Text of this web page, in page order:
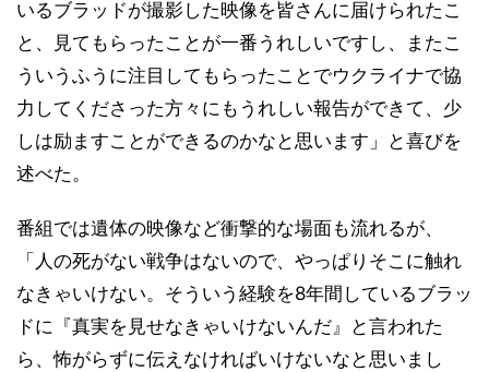
いるブラッドが撮影した映像を皆さんに届けられたこ
と、見てもらったことが一番うれしいですし、またこ
ういうふうに注目してもらったことでウクライナで協
力してくださった方々にもうれしい報告ができて、少
しは励ますことができるのかなと思います」と喜びを
述べた。
番組では遺体の映像など衝撃的な場面も流れるが、
「人の死がない戦争はないので、やっぱりそこに触れ
なきゃいけない。そういう経験を8年間しているブラッ
ドに『真実を見せなきゃいけないんだ』と言われた
ら、怖がらずに伝えなければいけないなと思いまし